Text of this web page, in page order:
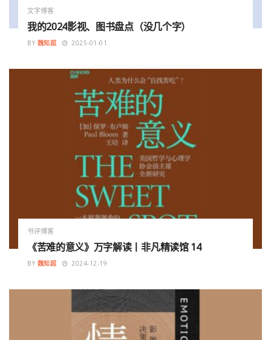
文字博客
我的2024影视、图书盘点（没几个字）
BY 魏知超 2025-01-01
书评博客
《苦难的意义》万字解读丨非凡精读馆 14
BY 魏知超 2024-12-19